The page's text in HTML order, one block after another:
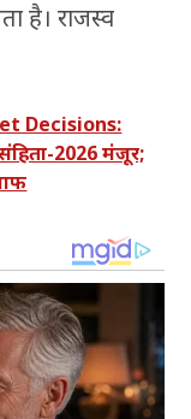
है। राजस्व
Decisions:
2026 मंजूर;